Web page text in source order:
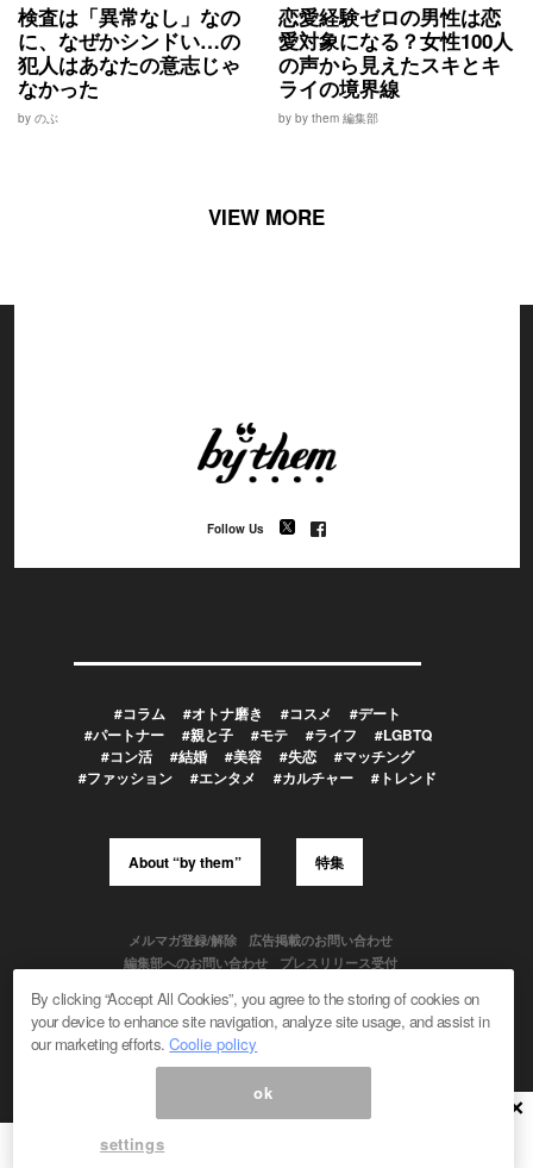
検査は「異常なし」なの
に、なぜかシンドい…の
犯人はあなたの意志じゃ
なかった
by のぶ
恋愛経験ゼロの男性は恋
愛対象になる？女性100人
の声から見えたスキとキ
ライの境界線
by by them 編集部
VIEW MORE
Follow Us
#コラム #オトナ磨き #コスメ
#デート
#パートナー
#親と子 #モテ #ライフ
#LGBTQ
#コン活
#結婚 #美容 #失恋
#マッチング
#ファッション
#エンタメ #カルチャー #トレンド
About “by them” 特集
メルマガ登録/解除
広告掲載のお問い合わせ
編集部へのお問い合わせ
プレスリリース受付
Powered by
© 1999-2026 Magmag, Inc. All Rights Reserved
×
By clicking “Accept All Cookies”, you agree to the storing of cookies on
your device to enhance site navigation, analyze site usage, and assist in
our marketing efforts.Coolie policy
ok
settings